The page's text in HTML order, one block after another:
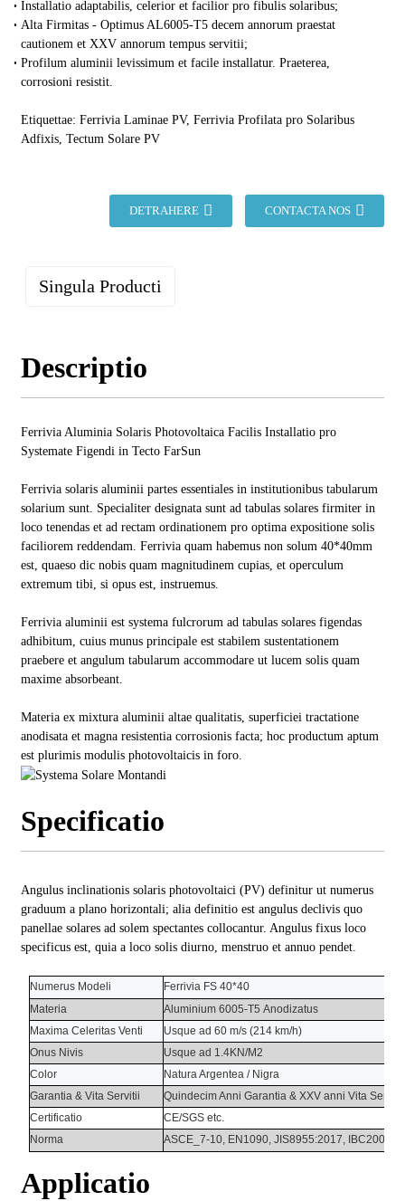
Installatio adaptabilis, celerior et facilior pro fibulis solaribus;
Alta Firmitas - Optimus AL6005-T5 decem annorum praestat
cautionem et XXV annorum tempus servitii;
Profilum aluminii levissimum et facile installatur. Praeterea,
corrosioni resistit.
Etiquettae: ​​Ferrivia Laminae PV, Ferrivia Profilata pro Solaribus
Adfixis, Tectum Solare PV
DETRAHERE CONTACTA NOS
Singula Producti
Descriptio
Ferrivia Aluminia Solaris Photovoltaica Facilis Installatio pro
Systemate Figendi in Tecto FarSun
Ferrivia solaris aluminii partes essentiales in institutionibus tabularum
solarium sunt. Specialiter designata sunt ad tabulas solares firmiter in
loco tenendas et ad rectam ordinationem pro optima expositione solis
faciliorem reddendam. Ferrivia quam habemus non solum 40*40mm
est, quaeso dic nobis quam magnitudinem cupias, et operculum
extremum tibi, si opus est, instruemus.
Ferrivia aluminii est systema fulcrorum ad tabulas solares figendas
adhibitum, cuius munus principale est stabilem sustentationem
praebere et angulum tabularum accommodare ut lucem solis quam
maxime absorbeant.
Materia ex mixtura aluminii altae qualitatis, superficiei tractatione
anodisata et magna resistentia corrosionis facta; hoc productum aptum
est plurimis modulis photovoltaicis in foro.
Specificatio
Angulus inclinationis solaris photovoltaici (PV) definitur ut numerus
graduum a plano horizontali; alia definitio est angulus declivis quo
panellae solares ad solem spectantes collocantur. Angulus fixus loco
specificus est, quia a loco solis diurno, menstruo et annuo pendet.
Numerus Modeli
Ferrivia FS 40*40
Materia
Aluminium 6005-T5 Anodizatus
Maxima Celeritas Venti
Usque ad 60 m/s (214 km/h)
Onus Nivis
Usque ad 1.4KN/M2
Color
Natura Argentea / Nigra
Garantia & Vita Servitii Quindecim Anni Garantia & XXV anni Vita Servitii
Certificatio
CE/SGS etc.
Norma
ASCE_7-10, EN1090, JIS8955:2017, IBC2009
Applicatio